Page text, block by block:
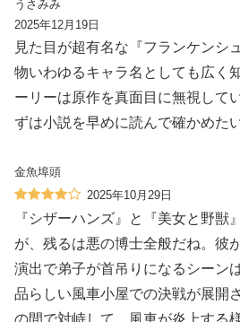
うさみみ
2025年12月19日
見た目が超有名な『フランケンシ
物いわゆるキャラ名としても広く
ーリーは原作を真面目に無視して
ずは小説を早めに読んで確かめたい
金魚埠頭
2025年10月29日
『シザーハンズ』と『美女と野獣
が、残るは悪の博士全般だね。彼
演出で弟子が首吊りになるシーン
品らしい風車小屋での決戦が展開
の間で対峙して、風車が炎上する